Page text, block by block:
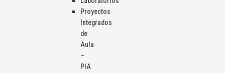
Proyectos
Integrados
de
Aula
–
PIA